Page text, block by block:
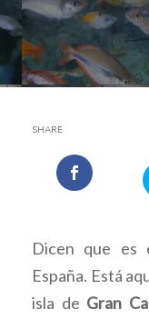
SHARE
Dicen que es
España. Está
isla de Gran